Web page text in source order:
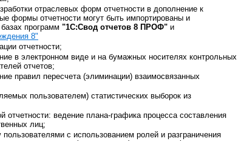
отраслевых форм отчетности в дополнение к
формы отчетности могут быть импортированы и
программ "1С:Свод отчетов 8 ПРОФ" и
8"
отчетности;
в электронном виде и на бумажных носителях контрольных
отчетов;
правил пересчета (элиминации) взаимосвязанных
пользователем) статистических выборок из
отчетности: ведение плана-графика процесса составления
лиц;
с использованием ролей и разграничения